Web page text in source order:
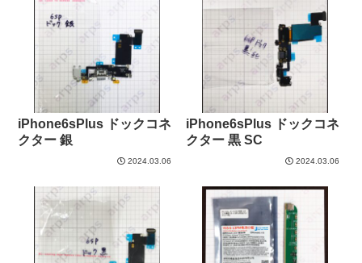
iPhone6sPlus ドックコネ
クター 銀
2024.03.06
iPhone6sPlus ドックコネ
クター 黒 SC
2024.03.06